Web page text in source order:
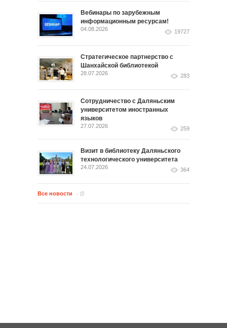
Вебинары по зарубежным
информационным ресурсам!
04.08.2026 19727
Стратегическое партнерство с
Шанхайской библиотекой
28.07.2026 283
Сотрудничество с Даляньским
университетом иностранных
языков
27.07.2026 259
Визит в библиотеку Даляньского
технологического университета
24.07.2026 364
Все новости